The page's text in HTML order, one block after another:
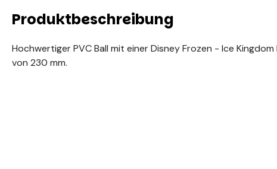
Produktbeschreibung
Hochwertiger PVC Ball mit einer Disney Frozen - Ice
von 230 mm.